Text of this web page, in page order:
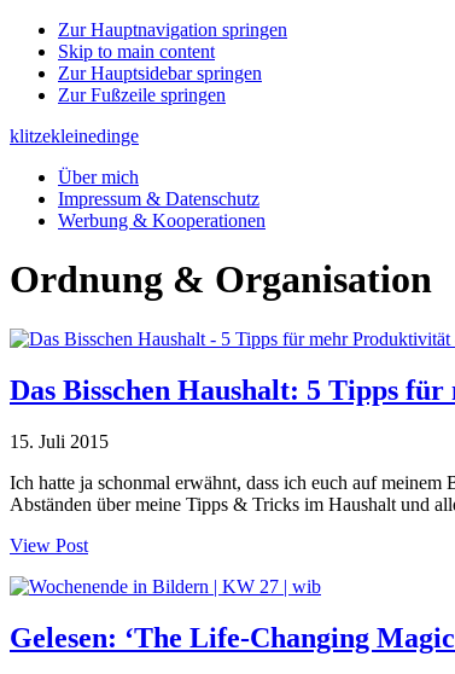
Zur Hauptnavigation springen
Skip to main content
Zur Hauptsidebar springen
Zur Fußzeile springen
klitzekleinedinge
Über mich
Impressum & Datenschutz
Werbung & Kooperationen
Ordnung & Organisation
Das Bisschen Haushalt: 5 Tipps
15. Juli 2015
Ich hatte ja schonmal erwähnt, dass ich euch auf
Abständen über meine Tipps & Tricks im Haushalt und
View Post
Gelesen: ‘The Life-Changing